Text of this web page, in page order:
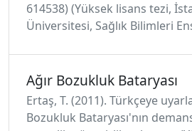
614538) (Yüksek lisans tezi,
Üniversitesi, Sağlık Bilimleri
Ağır Bozukluk Bataryası
Ertaş, T. (2011). Türkçeye
Bozukluk Bataryası'nın